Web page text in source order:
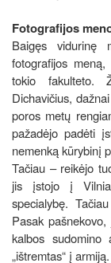
Fotografijos
Baigęs vidurinę
fotografijos
tokio fakulteto.
Dichavičius,
poros metų
pažadėjo padėti
nemenką kūrybinį
Tačiau – reikėjo
jis įstojo į
specialybę.
Pasak
kalbos
„ištremtas“ į armiją.